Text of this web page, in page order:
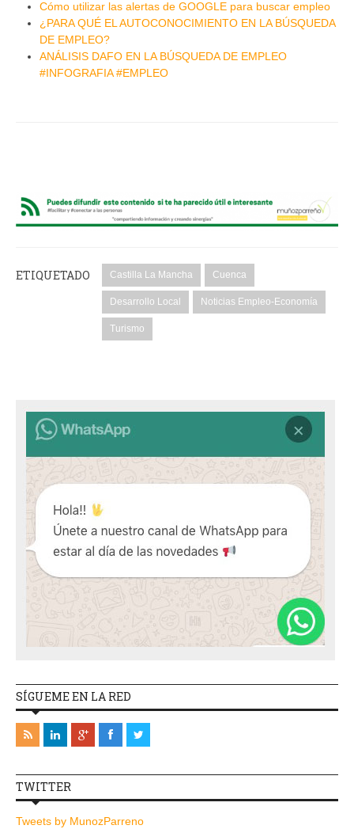
Cómo utilizar las alertas de GOOGLE para buscar empleo
¿PARA QUÉ EL AUTOCONOCIMIENTO EN LA BÚSQUEDA
DE EMPLEO?
ANÁLISIS DAFO EN LA BÚSQUEDA DE EMPLEO
#INFOGRAFIA #EMPLEO
ETIQUETADO Castilla La Mancha Cuenca
Desarrollo Local Noticias Empleo-Economía
Turismo
SÍGUEME EN LA RED
TWITTER
Tweets by MunozParreno